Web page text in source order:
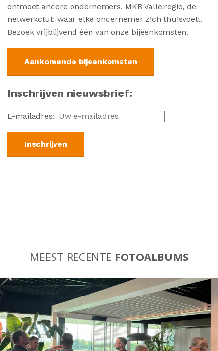
ontmoet andere ondernemers. MKB Valleiregio, de
netwerkclub waar elke ondernemer zich thuisvoelt.
Bezoek vrijblijvend één van onze bijeenkomsten.
Aankomende bijeenkomsten
Inschrijven nieuwsbrief:
E-mailadres:
MEEST RECENTE FOTOALBUMS